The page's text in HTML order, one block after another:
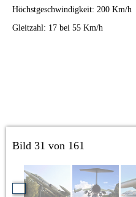
Höchstgeschwindigkeit: 200 Km/h
Gleitzahl: 17 bei 55 Km/h
Bild 31 von 161